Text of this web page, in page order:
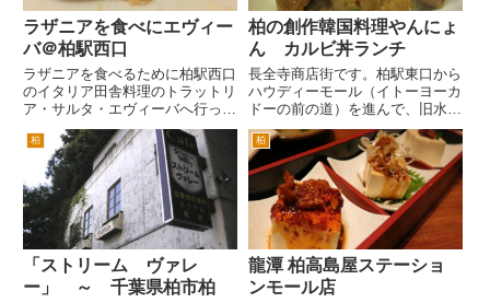
ラザニアを食べにエヴィー
バ＠柏駅西口
ラザニアを食べるために柏駅西口
のイタリア田舎料理のトラットリ
ア・サルタ・エヴィーバへ行って
きた。 お、ほぼ満席。なんとか
一卓空いていた。入れてよかっ
た。 手作りワインなんてメニュ
ーがあった。 いわしのマリネ。
グリーンサラダ。 ストゴンラ
プ...
柏の創作韓国料理やんにょ
ん カルビ丼ランチ
長全寺商店街です。柏駅東口から
ハウディーモール（イトーヨーカ
ドーの前の道）を進んで、旧水戸
街道を横断して少し行った先の路
地を左折です。 この長全寺商
店街を入るとすぐ左手にあるの
が、創作韓国料理やんにょんさん
です。 創作韓国料理のお店で
す...
柏
「ストリーム ヴァレ
ー」 ～ 千葉県柏市柏
柏
龍潭 柏高島屋ステーショ
ンモール店